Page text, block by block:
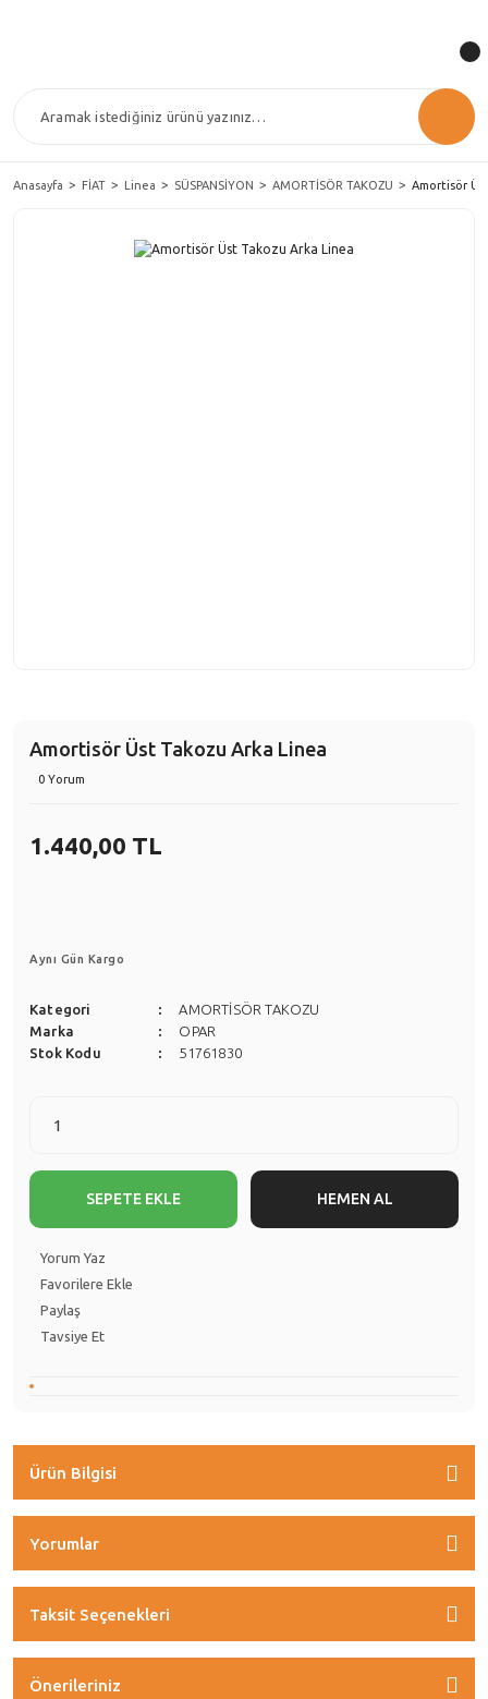
Anasayfa FİAT Linea SÜSPANSİYON AMORTİSÖR TAKOZU Amortisör
Amortisör Üst Takozu Arka Linea
0 Yorum
1.440,00 TL
Aynı Gün Kargo
Kategori
AMORTİSÖR TAKOZU
Marka
OPAR
Stok Kodu
51761830
SEPETE EKLE HEMEN AL
Yorum Yaz
Paylaş
Tavsiye Et
Ürün Bilgisi
Yorumlar
Taksit Seçenekleri
Önerileriniz